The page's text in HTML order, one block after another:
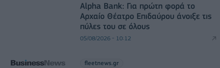
Alpha Bank: Για πρώτη φορά το
Αρχαίο Θέατρο Επιδαύρου άνοιξε τις
πύλες του σε όλους
05/08/2026 - 10:12
fleetnews.gr